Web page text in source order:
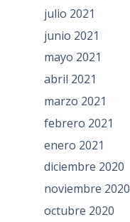
julio 2021
junio 2021
mayo 2021
abril 2021
marzo 2021
febrero 2021
enero 2021
diciembre 2020
noviembre 2020
octubre 2020